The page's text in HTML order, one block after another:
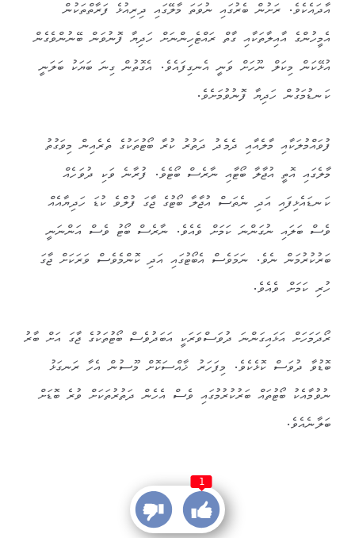
އާދައެކެވެ. ރަށުން ބެރުގައި ނުވަތަ މާލޭގައި ދިރިއުޅެ ފަރާތްތަކުން
އެމީހުންގެ އާއިލާތަކާއި ގާތް ރައްޓެހިންނަށް ހަދިޔާ ފޮނުވަން ބޭނުންވެގެން
އުޅޭކަން މިކަލް ނޫހަށް ވަނީ އެނގިފައެވެ. އެގޮތުން ގިނަ ބަޔަކު ބަލަނީ
ކަނޑުމަގުން ހަދިޔާ ފޮނުވުމަށެވެ.
ފުވައްމުލަކާއި މާލެއާއި ދެމެދު ދަތުރު ކުރާ ބޯޓުތަކުގެ ތެރެއިން މިވަގުތު
މާލެގައި އޮތީ އުޖާލާ ބޯޓާއި ނާރެސް ބޯޓެވެ. ފުރާނެ ވަކި ދުވަހެއް
ކަނޑައެޅިފައި އަދި ނެތަސް އުޖާލާ ބޯޓުގެ ޖާގަ ފުލްވެ ކުޑަ ހަދިޔާއެއް
ވެސް ބަލައި ނުގަންނަ ކަމަށް ވެއެވެ. ނާރެސް ބޯޓު ވެސް އަންނަނީ
ބަރުކުރުމަން ނެވެ. ނަމަވެސް އެބޯޓުގައި އަދި ކޮންމެވެސް ވަރަކަށް ޖާގަ
ހުރި ކަމަށް ވެއެވެ.
ރޯދަމަހަށް އަޅައިގަންނަ ދުވަސްވަރަކީ އަބަދުވެސް ބޯޓުތަކުގެ ޖާގަ އަށް ބާރު
ބޮޑުވާ ދުވަސް ކޮޅެކެވެ. މިފަހަރު ޚާއްސަކޮށް މޫސުން އެހާ ރަނގަޅު
ނުވުމާއެކު ބޯޓުތައް ބަރުކުރުމުގައި ވެސް އެހެން ދަތުރުތަކަށް ވުރެ ބޮޑަށް
ބަލާނެއެވެ.
1